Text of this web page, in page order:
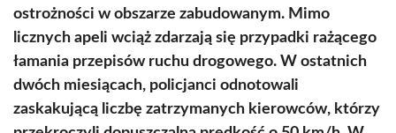
ostrożności w obszarze zabudowanym. Mimo
licznych apeli wciąż zdarzają się przypadki rażącego
łamania przepisów ruchu drogowego. W ostatnich
dwóch miesiącach, policjanci odnotowali
zaskakującą liczbę zatrzymanych kierowców, którzy